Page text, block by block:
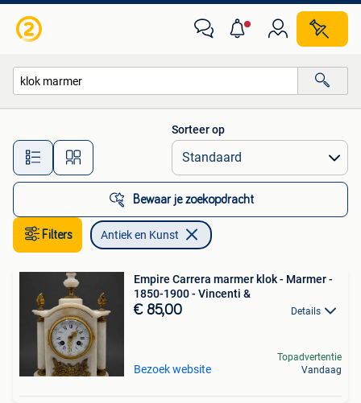
Alle afstanden…
Sorteer op
Bewaar je zoekopdracht
Filters Antiek en Kunst
Empire Carrera marmer klok - Marmer -
1850-1900 - Vincenti &
€ 85,00 Details
Bezoek website
Topadvertentie
Vandaag